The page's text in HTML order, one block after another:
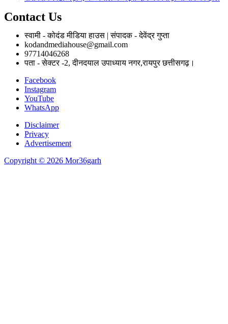
Contact Us
स्वामी - कोदंड मीडिया हाउस | संपादक - देवेंद्र गुप्ता
kodandmediahouse@gmail.com
97714046268
पता - सेक्टर -2, दीनदयाल उपाध्याय नगर,रायपुर छत्तीसगढ़।
Facebook
Instagram
YouTube
WhatsApp
Disclaimer
Privacy
Advertisement
Copyright © 2026 Mor36garh